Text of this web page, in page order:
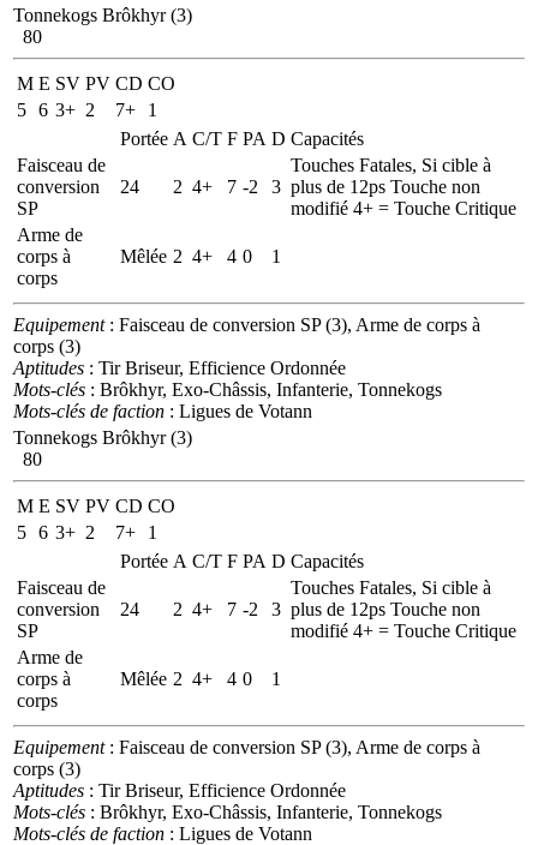
Tonnekogs Brôkhyr (3)
80
M E SV PV CD CO
5 6 3+ 2 7+
1
Portée A C/T F PA D Capacités
Faisceau de
conversion
SP
24 2 4+ 7 -2 3
Touches Fatales, Si cible à
plus de 12ps Touche non
modifié 4+ = Touche Critique
Arme de
corps à
corps
Mêlée 2 4+ 4 0 1
Equipement: Faisceau de conversion SP (3), Arme de corps à
corps (3)
Aptitudes : Tir Briseur, Efficience Ordonnée
Mots-clés : Brôkhyr, Exo-Châssis, Infanterie, Tonnekogs
Mots-clés de faction : Ligues de Votann
Tonnekogs Brôkhyr (3)
80
M E SV PV CD CO
5 6 3+ 2 7+
1
Portée A C/T F PA D Capacités
Faisceau de
conversion
SP
24 2 4+ 7 -2 3
Touches Fatales, Si cible à
plus de 12ps Touche non
modifié 4+ = Touche Critique
Arme de
corps à
corps
Mêlée 2 4+ 4 0 1
Equipement: Faisceau de conversion SP (3), Arme de corps à
corps (3)
Aptitudes : Tir Briseur, Efficience Ordonnée
Mots-clés : Brôkhyr, Exo-Châssis, Infanterie, Tonnekogs
Mots-clés de faction : Ligues de Votann